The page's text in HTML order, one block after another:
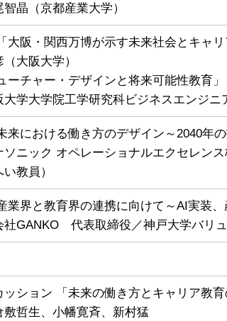
晶（京都産業大学）
大阪・関西万博が示す未来社会とキャリ
大阪大学）
ーチャー・デザインと将来可能性教育」
大学大学院工学研究科ビジネスエンジ
における働き方のデザイン～2040年の
ソニック オペレーショナルエクセレン
教員）
界と教育界の連携に向けて～AI実装、
社GANKO 代表取締役／神戸大学バリ
ション 「未来の働き方とキャリア教育
哲生、小幡寛斉、新村猛